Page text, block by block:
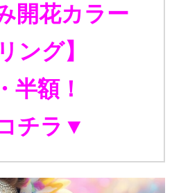
開花カラー
ング】
半額！
チラ▼